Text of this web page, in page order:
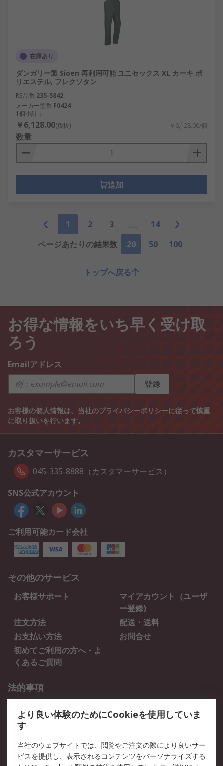
在庫あり
ダンガリー製 Sioen 再利用可能 ユニセックス XL カーキ ポ
リエステル, フレクソタン
RS品番 235-5842
メーカー型番 F0424
1個小計：
￥6,128.00(税抜) ￥6,128.00/個
数量
追加
1 2 3
14
ページあたりの結果数
20 50 100
トップへ戻る
お得な情報をいち早く受け取
ろう
Emailアドレス
登録
お客様の個人情報は、当社のプライバシーポリシーに従って慎重
に取り扱いを行います。
カスタマーサービス
045-335-8888（カスタマーサービス）
SNS公式アカウント
ご利用可能カード会社
その他のサービス
お客様サポート
マイアカウント（ユーザ
ー登録)
注文方法
配送・送料
お支払い方法
お問合せ
初めてご利用の方へ・よ
くあるご質問
法的事項
クッキーポリシー
RSについて
より良い体験のためにCookieを使用していま
す
当社のウェブサイトでは、閲覧やご注文の際により良いサー
ビスを提供し、表示されるコンテンツをパーソナライズする